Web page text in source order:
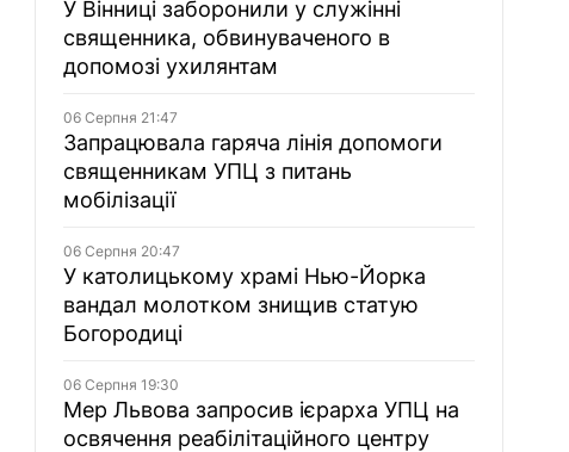
У Вінниці заборонили у служінні
священника, обвинуваченого в
допомозі ухилянтам
06 Серпня 21:47
Запрацювала гаряча лінія допомоги
священникам УПЦ з питань
мобілізації
06 Серпня 20:47
У католицькому храмі Нью-Йорка
вандал молотком знищив статую
Богородиці
06 Серпня 19:30
Мер Львова запросив ієрарха УПЦ на
освячення реабілітаційного центру